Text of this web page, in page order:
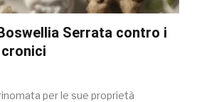
Serrata contro i
per le sue proprietà